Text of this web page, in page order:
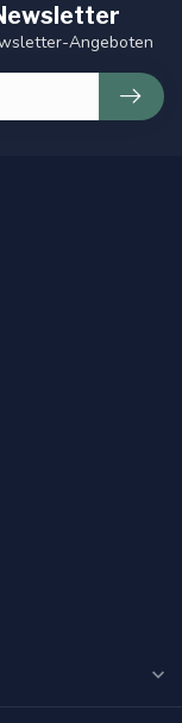
Angeboten